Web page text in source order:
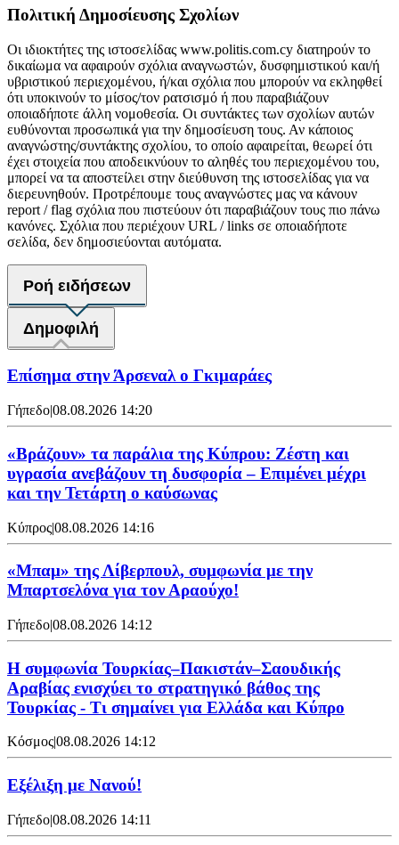
Πολιτική Δημοσίευσης Σχολίων
Οι ιδιοκτήτες της ιστοσελίδας www.politis.com.cy διατηρούν το
δικαίωμα να αφαιρούν σχόλια αναγνωστών, δυσφημιστικού και/ή
υβριστικού περιεχομένου, ή/και σχόλια που μπορούν να εκληφθεί
ότι υποκινούν το μίσος/τον ρατσισμό ή που παραβιάζουν
οποιαδήποτε άλλη νομοθεσία. Οι συντάκτες των σχολίων αυτών
ευθύνονται προσωπικά για την δημοσίευση τους. Αν κάποιος
αναγνώστης/συντάκτης σχολίου, το οποίο αφαιρείται, θεωρεί ότι
έχει στοιχεία που αποδεικνύουν το αληθές του περιεχομένου του,
μπορεί να τα αποστείλει στην διεύθυνση της ιστοσελίδας για να
διερευνηθούν. Προτρέπουμε τους αναγνώστες μας να κάνουν
report / flag σχόλια που πιστεύουν ότι παραβιάζουν τους πιο πάνω
κανόνες. Σχόλια που περιέχουν URL / links σε οποιαδήποτε
σελίδα, δεν δημοσιεύονται αυτόματα.
Ροή ειδήσεων
Δημοφιλή
Επίσημα στην Άρσεναλ ο Γκιμαράες
Γήπεδο|08.08.2026 14:20
«Βράζουν» τα παράλια της Κύπρου: Ζέστη και
υγρασία ανεβάζουν τη δυσφορία – Επιμένει μέχρι
και την Τετάρτη ο καύσωνας
Κύπρος|08.08.2026 14:16
«Μπαμ» της Λίβερπουλ, συμφωνία με την
Μπαρτσελόνα για τον Αραούχο!
Γήπεδο|08.08.2026 14:12
Η συμφωνία Τουρκίας–Πακιστάν–Σαουδικής
Αραβίας ενισχύει το στρατηγικό βάθος της
Τουρκίας - Τι σημαίνει για Ελλάδα και Κύπρο
Κόσμος|08.08.2026 14:12
Εξέλιξη με Νανού!
Γήπεδο|08.08.2026 14:11